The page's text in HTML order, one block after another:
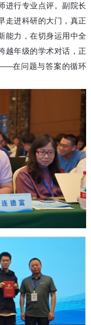
进行专业点评。副院长
走进科研的大门，真正
能力，在切身运用中全
越年级的学术对话，正
在问题与答案的循环